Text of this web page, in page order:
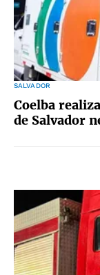
SALVADOR
Coelba
de Salvador